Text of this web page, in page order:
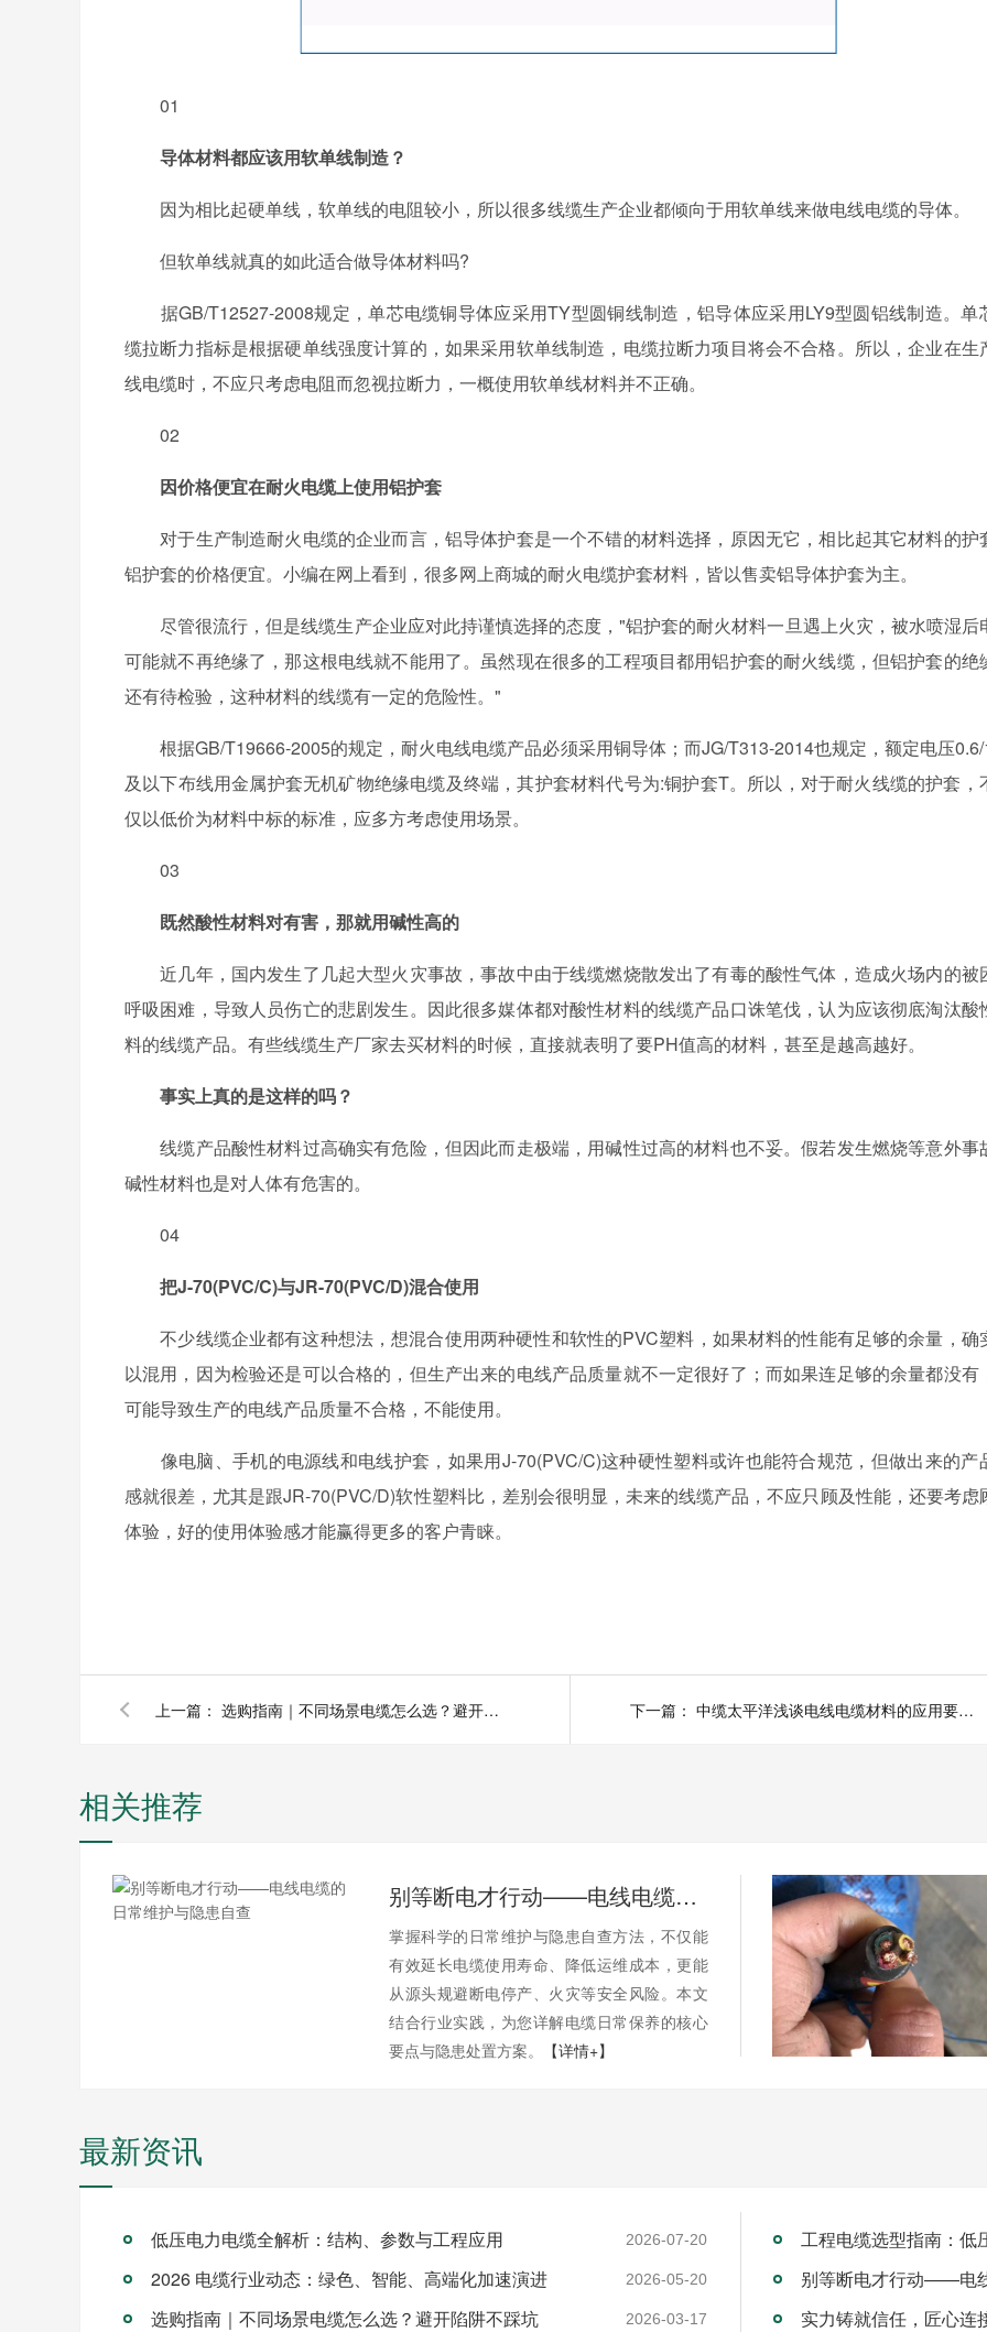
01
导体材料都应该用软单线制造？
因为相比起硬单线，软单线的电阻较小，所以很多线缆生产企业都倾向于用软单线来做电线电缆的导体。
但软单线就真的如此适合做导体材料吗?
据GB/T12527-2008规定，单芯电缆铜导体应采用TY型圆铜线制造，铝导体应采用LY9型圆铝线制造。单
缆拉断力指标是根据硬单线强度计算的，如果采用软单线制造，电缆拉断力项目将会不合格。所以，企业在生
线电缆时，不应只考虑电阻而忽视拉断力，一概使用软单线材料并不正确。
02
因价格便宜在耐火电缆上使用铝护套
对于生产制造耐火电缆的企业而言，铝导体护套是一个不错的材料选择，原因无它，相比起其它材料的护
铝护套的价格便宜。小编在网上看到，很多网上商城的耐火电缆护套材料，皆以售卖铝导体护套为主。
尽管很流行，但是线缆生产企业应对此持谨慎选择的态度，"铝护套的耐火材料一旦遇上火灾，被水喷湿后
可能就不再绝缘了，那这根电线就不能用了。虽然现在很多的工程项目都用铝护套的耐火线缆，但铝护套的绝
还有待检验，这种材料的线缆有一定的危险性。"
根据GB/T19666-2005的规定，耐火电线电缆产品必须采用铜导体；而JG/T313-2014也规定，额定电压
及以下布线用金属护套无机矿物绝缘电缆及终端，其护套材料代号为:铜护套T。所以，对于耐火线缆的护套，
仅以低价为材料中标的标准，应多方考虑使用场景。
03
既然酸性材料对有害，那就用碱性高的
近几年，国内发生了几起大型火灾事故，事故中由于线缆燃烧散发出了有毒的酸性气体，造成火场内的被
呼吸困难，导致人员伤亡的悲剧发生。因此很多媒体都对酸性材料的线缆产品口诛笔伐，认为应该彻底淘汰酸
料的线缆产品。有些线缆生产厂家去买材料的时候，直接就表明了要PH值高的材料，甚至是越高越好。
事实上真的是这样的吗？
线缆产品酸性材料过高确实有危险，但因此而走极端，用碱性过高的材料也不妥。假若发生燃烧等意外事
碱性材料也是对人体有危害的。
04
把J-70(PVC/C)与JR-70(PVC/D)混合使用
不少线缆企业都有这种想法，想混合使用两种硬性和软性的PVC塑料，如果材料的性能有足够的余量，确
以混用，因为检验还是可以合格的，但生产出来的电线产品质量就不一定很好了；而如果连足够的余量都没有
可能导致生产的电线产品质量不合格，不能使用。
像电脑、手机的电源线和电线护套，如果用J-70(PVC/C)这种硬性塑料或许也能符合规范，但做出来的产
感就很差，尤其是跟JR-70(PVC/D)软性塑料比，差别会很明显，未来的线缆产品，不应只顾及性能，还要考虑
体验，好的使用体验感才能赢得更多的客户青睐。
上一篇： 选购指南｜不同场景电缆怎么选？避开陷阱不踩坑 下一篇： 中缆太平洋浅谈电线电缆材料的应用要点介绍
相关推荐
别等断电才行动——电线电缆的日常维护与隐患自查
掌握科学的日常维护与隐患自查方法，不仅能
有效延长电缆使用寿命、降低运维成本，更能
从源头规避断电停产、火灾等安全风险。本文
结合行业实践，为您详解电缆日常保养的核心
要点与隐患处置方案。
【详情+】
最新资讯
低压电力电缆全解析：结构、参数与工程应用 2026-07-20 工程电缆选型指南：低
2026 电缆行业动态：绿色、智能、高端化加速演进 2026-05-20 别等断电才行动——电
选购指南｜不同场景电缆怎么选？避开陷阱不踩坑 2026-03-17